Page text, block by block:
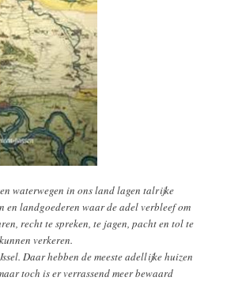
waterwegen in ons land lagen talrijke
en landgoederen waar de adel verbleef om
recht te spreken, te jagen, pacht en tol te
verkeren.
Daar hebben de meeste adellijke huizen
toch is er verrassend meer bewaard